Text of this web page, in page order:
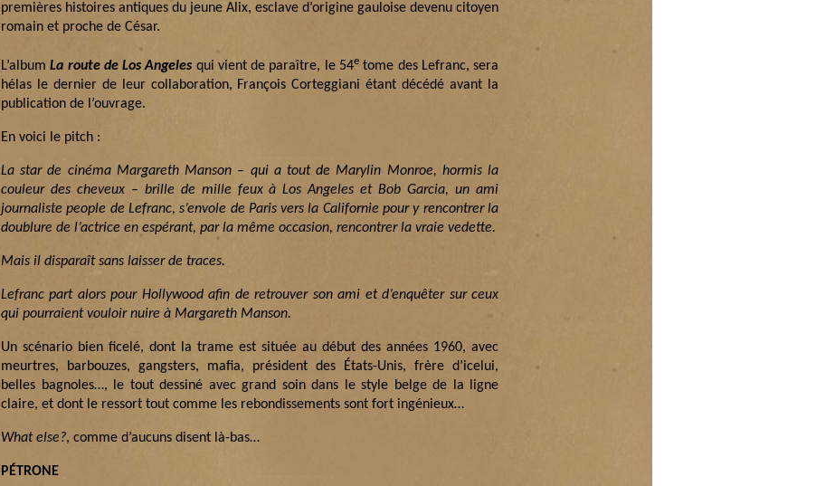
premières histoires antiques du jeune Alix, esclave d’origine gauloise devenu citoyen
romain et proche de César.
L’albumLa route de Los Angeles qui vient de paraître, le 54etome des Lefranc, sera
hélas le dernier de leur collaboration, François Corteggiani étant décédé avant la
publication de l’ouvrage.
En voici le pitch :
La star de cinéma Margareth Manson – qui a tout de Marylin Monroe, hormis la
couleur des cheveux – brille de mille feux à Los Angeles et Bob Garcia, un ami
journaliste people de Lefranc, s’envole de Paris vers la Californie pour y rencontrer la
doublure de l’actrice en espérant, par la même occasion, rencontrer la vraie vedette.
Mais il disparaît sans laisser de traces.
Lefranc part alors pour Hollywood afin de retrouver son ami et d’enquêter sur ceux
qui pourraient vouloir nuire à Margareth Manson.
Un scénario bien ficelé, dont la trame est située au début des années 1960, avec
meurtres, barbouzes, gangsters, mafia, président des États-Unis, frère d’icelui,
belles bagnoles…, le tout dessiné avec grand soin dans le style belge de la ligne
claire, et dont le ressort tout comme les rebondissements sont fort ingénieux…
What else?, comme d’aucuns disent là-bas…
PÉTRONE